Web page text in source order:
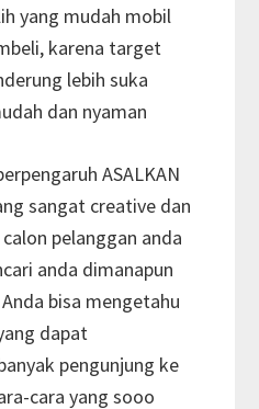
yang mudah mobil
karena target
lebih suka
dan nyaman
ASALKAN
sangat creative dan
pelanggan anda
anda dimanapun
bisa mengetahu
dapat
pengunjung ke
cara yang sooo